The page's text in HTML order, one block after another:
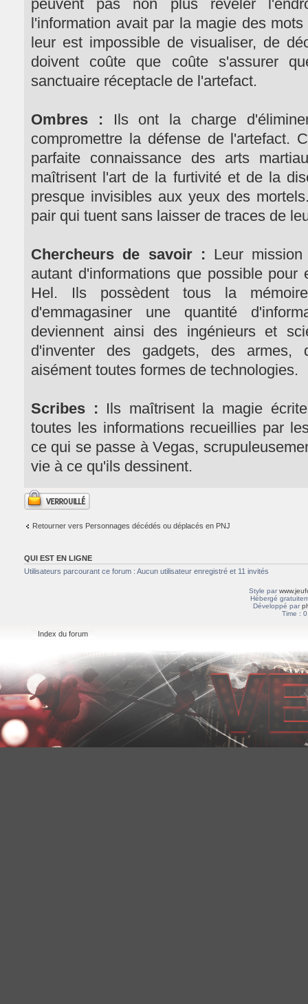
peuvent pas non plus révéler
l'information avait par la magie des
leur est impossible de visualiser, de
doivent coûte que coûte s'assurer
sanctuaire réceptacle de l'artefact.
Ombres : Ils ont la charge
compromettre la défense de l'artefact.
parfaite connaissance des arts
maîtrisent l'art de la furtivité et de la
presque invisibles aux yeux des
pair qui tuent sans laisser de traces de
Chercheurs de savoir : Leur
autant d'informations que possible
Hel. Ils possèdent tous la
d'emmagasiner une quantité
deviennent ainsi des ingénieurs et
d'inventer des gadgets, des armes,
aisément toutes formes de technologies.
Scribes : Ils maîtrisent la magie
toutes les informations recueillies par
ce qui se passe à Vegas,
vie à ce qu'ils dessinent.
Sujet verrouillé
Retourner vers Personnages décédés ou déplacés en PNJ
QUI EST EN LIGNE
Utilisateurs parcourant ce forum : Aucun utilisateur enregistré et 11 invités
Style par
Hébergé
Développé par
Time :
Index du forum